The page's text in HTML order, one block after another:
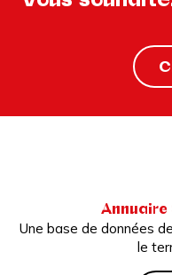
Une base de données
le